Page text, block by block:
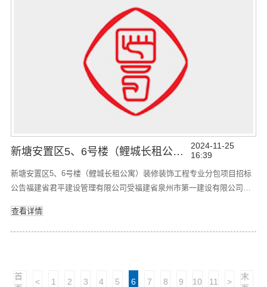
新塘安置区5、6号楼（鲤城长租公寓）装修装饰工程专业分包项目招标公告
2024-11-25
16:39
新塘安置区5、6号楼（鲤城长租公寓）装修装饰工程专业分包项目招标
公告福建省君平建设管理有限公司受福建省泉州市第一建设有限公司委
饰工程专业分包项目（以下简称：“本项目”）的招标活动，现邀请各单位
参加本项目投标。一、项目编号： 君平采招字【2024】泉第2-73号。
查看详情
首
< 1 2 3 4 5 6 7 8 9 10 11 >
末